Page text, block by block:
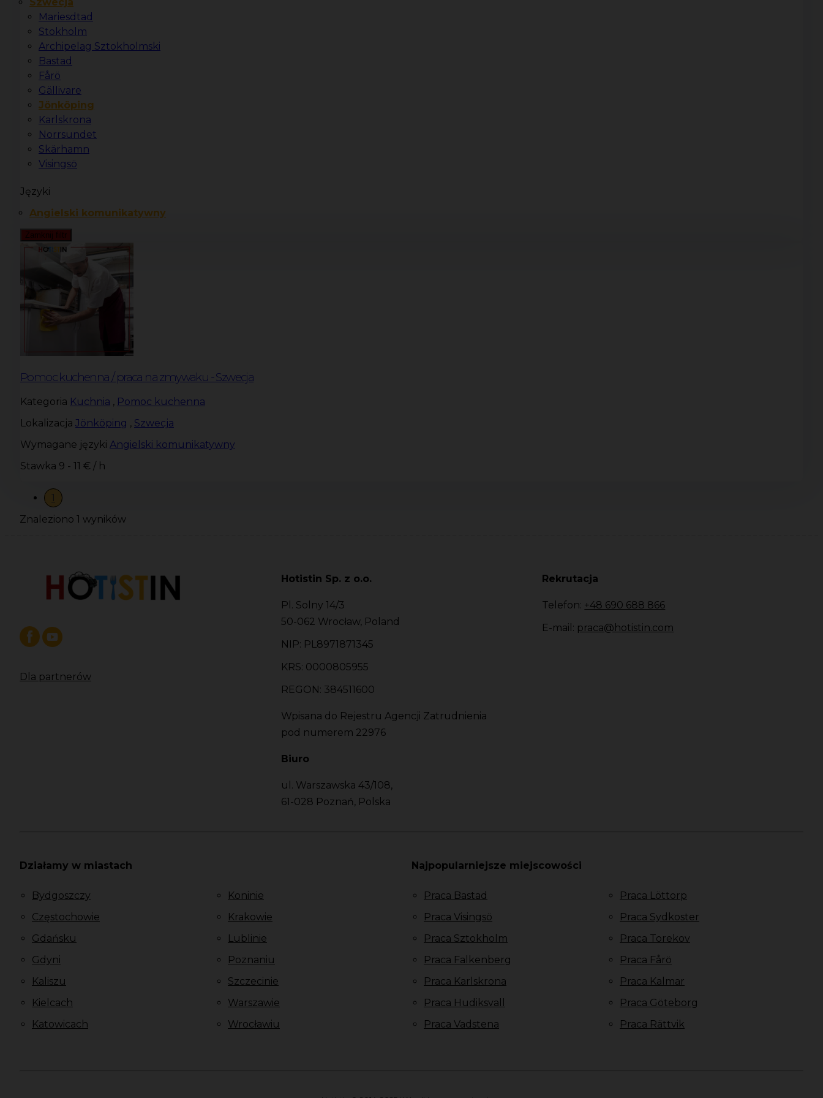
Szwecja
Mariesdtad
Stokholm
Archipelag Sztokholmski
Bastad
Fårö
Gällivare
Jönköping
Karlskrona
Norrsundet
Skärhamn
Visingsö
Języki
Angielski komunikatywny
Zamknij filtr
Pomoc kuchenna / praca na zmywaku - Szwecja
Kategoria Kuchnia , Pomoc kuchenna
Lokalizacja Jönköping , Szwecja
Wymagane języki Angielski komunikatywny
Stawka 9 - 11 € / h
1
Znaleziono 1 wyników
Dla partnerów
Hotistin Sp. z o.o.
Pl. Solny 14/3
50-062 Wrocław, Poland
NIP: PL8971871345
KRS: 0000805955
REGON: 384511600
Wpisana do Rejestru Agencji Zatrudnienia
pod numerem 22976
Biuro
ul. Warszawska 43/108,
61-028 Poznań, Polska
Rekrutacja
Telefon: +48 690 688 866
E-mail: praca@hotistin.com
Działamy w miastach
Bydgoszczy
Częstochowie
Gdańsku
Gdyni
Kaliszu
Kielcach
Katowicach
Koninie
Krakowie
Lublinie
Poznaniu
Szczecinie
Warszawie
Wrocławiu
Najpopularniejsze miejscowości
Praca Bastad
Praca Visingsö
Praca Sztokholm
Praca Falkenberg
Praca Karlskrona
Praca Hudiksvall
Praca Vadstena
Praca Löttorp
Praca Sydkoster
Praca Torekov
Praca Fårö
Praca Kalmar
Praca Göteborg
Praca Rättvik